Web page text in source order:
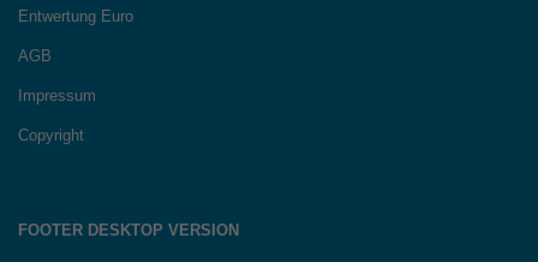
Entwertung Euro
AGB
Impressum
Copyright
FOOTER DESKTOP VERSION